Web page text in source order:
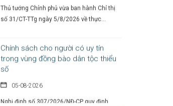
số 31/CT-TTg ngày 5/8/2026 về thực...
trong vùng đồng bào dân tộc thiểu
số
Nghị định số 307/2026/NĐ-CP quy định
chính sách hỗ trợ, khen thưởng và tôn...